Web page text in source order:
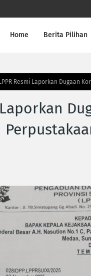
Home Berita Pilihan
Resmi Laporkan Dugaan
Laporkan